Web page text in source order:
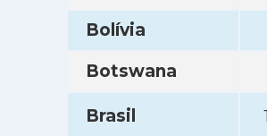
Bolívia
Botswana
Brasil